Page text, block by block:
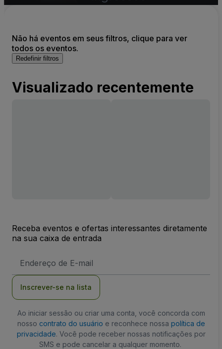
Não há eventos em seus filtros, clique para ver
todos os eventos.
Redefinir filtros
Visualizado recentemente
Receba eventos e ofertas interessantes diretamente
na sua caixa de entrada
de
Inscrever-se na lista
Ao iniciar sessão ou criar uma conta, você concorda com
nosso contrato do usuário e reconhece nossa política de
privacidade. Você pode receber nossas notificações por
SMS e pode cancelar a qualquer momento.